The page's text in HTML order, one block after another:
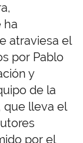
ha
atraviesa el
por Pablo
y
de la
que lleva el
por el